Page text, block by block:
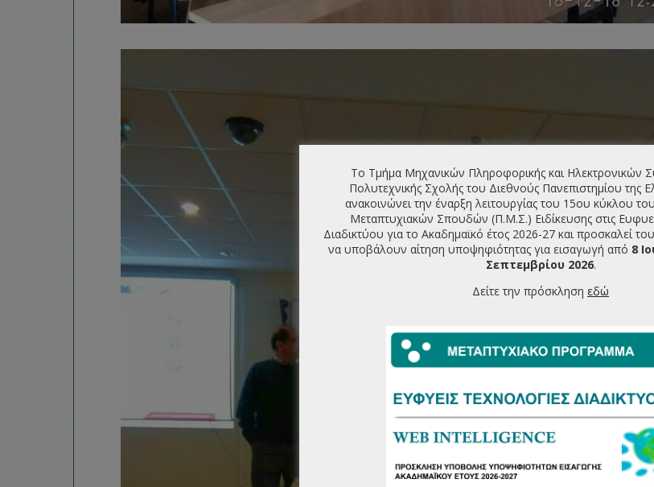
Το Τμήμα Μηχανικών Πληροφορικής και Ηλεκτρονικών
Πολυτεχνικής Σχολής του Διεθνούς Πανεπιστημίου της
ανακοινώνει την έναρξη λειτουργίας του 15ου κύκλου
Μεταπτυχιακών Σπουδών (Π.Μ.Σ.) Ειδίκευσης στις
Διαδικτύου για το Ακαδημαϊκό έτος 2026-27 και προσκαλεί
να υποβάλουν αίτηση υποψηφιότητας για εισαγωγή από 8
Σεπτεμβρίου 2026.
Δείτε την πρόσκληση εδώ